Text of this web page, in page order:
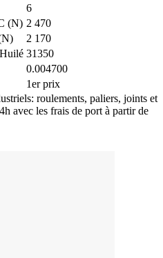
6
(N) 2 470
2 170
31350
0.004700
1er prix
roulements, paliers, joints et
avec les frais de port à partir de